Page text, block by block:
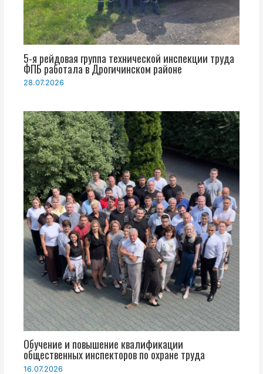
5-я рейдовая группа технической инспекции труда
ФПБ работала в Дрогичинском районе
28.07.2026
Обучение и повышение квалификации
общественных инспекторов по охране труда
16.07.2026